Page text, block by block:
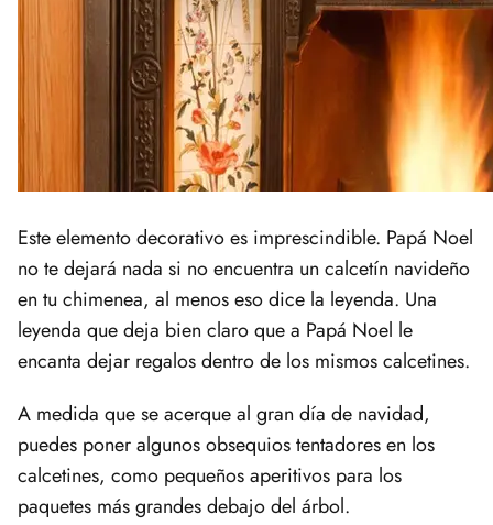
Este elemento decorativo es imprescindible. Papá Noel
no te dejará nada si no encuentra un calcetín navideño
en tu chimenea, al menos eso dice la leyenda. Una
leyenda que deja bien claro que a Papá Noel le
encanta dejar regalos dentro de los mismos calcetines.
A medida que se acerque al gran día de navidad,
puedes poner algunos obsequios tentadores en los
calcetines, como pequeños aperitivos para los
paquetes más grandes debajo del árbol.